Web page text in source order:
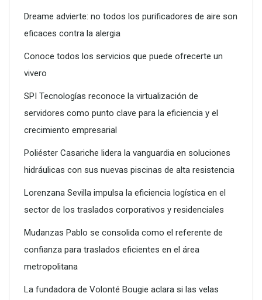
Terrenos limpios, terrenos seguros: la importancia del
desbroce responsable
ciclismo: salud, confort y durabilidad
Dreame advierte: no todos los purificadores de aire son
eficaces contra la alergia
Conoce todos los servicios que puede ofrecerte un
vivero
SPI Tecnologías reconoce la virtualización de
servidores como punto clave para la eficiencia y el
crecimiento empresarial
Poliéster Casariche lidera la vanguardia en soluciones
hidráulicas con sus nuevas piscinas de alta resistencia
Lorenzana Sevilla impulsa la eficiencia logística en el
sector de los traslados corporativos y residenciales
Mudanzas Pablo se consolida como el referente de
confianza para traslados eficientes en el área
metropolitana
La fundadora de Volonté Bougie aclara si las velas